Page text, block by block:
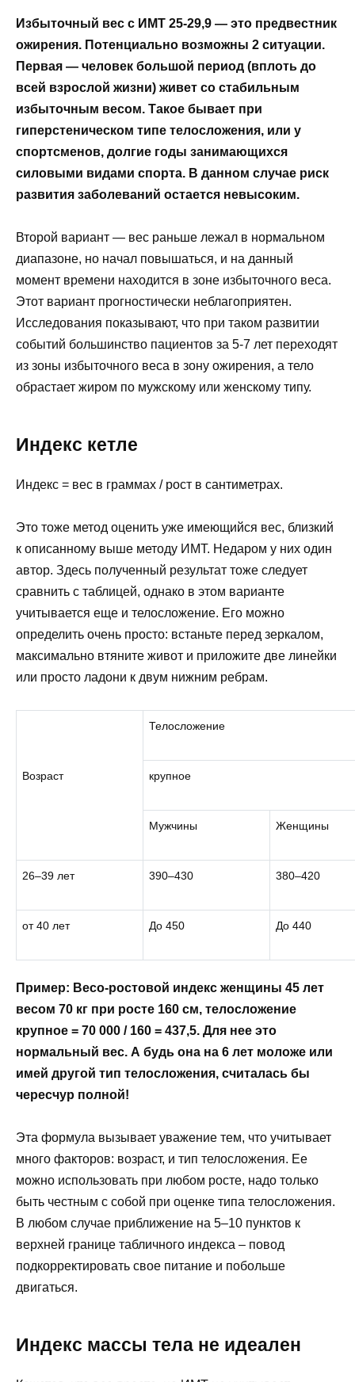
Избыточный вес с ИМТ 25-29,9 — это предвестник
ожирения. Потенциально возможны 2 ситуации.
Первая — человек большой период (вплоть до
всей взрослой жизни) живет со стабильным
избыточным весом. Такое бывает при
гиперстеническом типе телосложения, или у
спортсменов, долгие годы занимающихся
силовыми видами спорта. В данном случае риск
развития заболеваний остается невысоким.
Второй вариант — вес раньше лежал в нормальном
диапазоне, но начал повышаться, и на данный
момент времени находится в зоне избыточного веса.
Этот вариант прогностически неблагоприятен.
Исследования показывают, что при таком развитии
событий большинство пациентов за 5-7 лет переходят
из зоны избыточного веса в зону ожирения, а тело
обрастает жиром по мужскому или женскому типу.
Индекс кетле
Индекс = вес в граммах / рост в сантиметрах.
Это тоже метод оценить уже имеющийся вес, близкий
к описанному выше методу ИМТ. Недаром у них один
автор. Здесь полученный результат тоже следует
сравнить с таблицей, однако в этом варианте
учитывается еще и телосложение. Его можно
определить очень просто: встаньте перед зеркалом,
максимально втяните живот и приложите две линейки
или просто ладони к двум нижним ребрам.
Возраст
Телосложение
крупное
Мужчины Женщины
26–39 лет 390–430 380–420
от 40 лет До 450 До 440
Пример: Весо-ростовой индекс женщины 45 лет
весом 70 кг при росте 160 см, телосложение
крупное = 70 000 / 160 = 437,5. Для нее это
нормальный вес. А будь она на 6 лет моложе или
имей другой тип телосложения, считалась бы
чересчур полной!
Эта формула вызывает уважение тем, что учитывает
много факторов: возраст, и тип телосложения. Ее
можно использовать при любом росте, надо только
быть честным с собой при оценке типа телосложения.
В любом случае приближение на 5–10 пунктов к
верхней границе табличного индекса – повод
подкорректировать свое питание и побольше
двигаться.
Индекс массы тела не идеален